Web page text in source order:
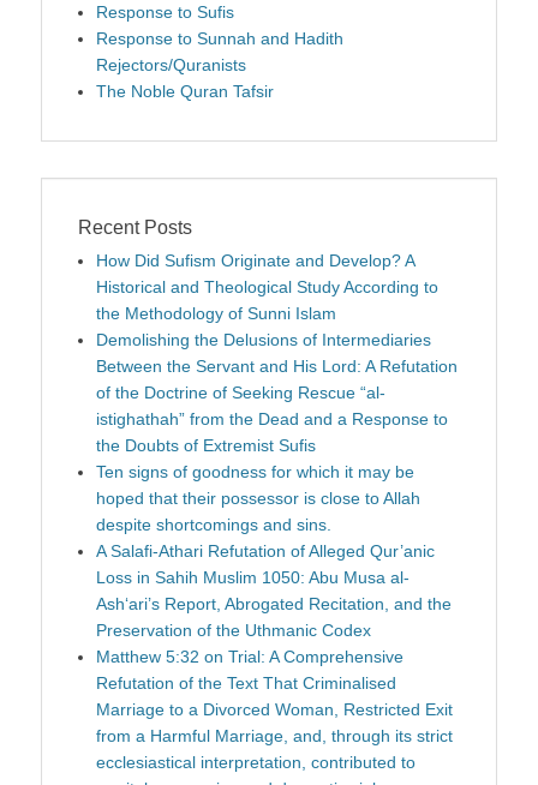
Response to Sufis
Response to Sunnah and Hadith
Rejectors/Quranists
The Noble Quran Tafsir
Recent Posts
How Did Sufism Originate and Develop? A
Historical and Theological Study According to
the Methodology of Sunni Islam
Demolishing the Delusions of Intermediaries
Between the Servant and His Lord: A Refutation
of the Doctrine of Seeking Rescue “al-
istighathah” from the Dead and a Response to
the Doubts of Extremist Sufis
Ten signs of goodness for which it may be
hoped that their possessor is close to Allah
despite shortcomings and sins.
A Salafi-Athari Refutation of Alleged Qur’anic
Loss in Sahih Muslim 1050: Abu Musa al-
Ash‘ari’s Report, Abrogated Recitation, and the
Preservation of the Uthmanic Codex
Matthew 5:32 on Trial: A Comprehensive
Refutation of the Text That Criminalised
Marriage to a Divorced Woman, Restricted Exit
from a Harmful Marriage, and, through its strict
ecclesiastical interpretation, contributed to